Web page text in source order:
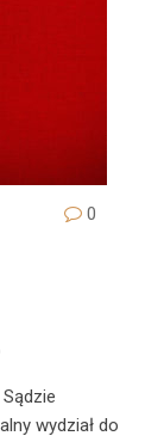
0
wydział do